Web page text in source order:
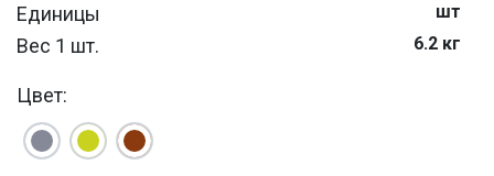
Единицы шт
Вес 1 шт. 6.2 кг
Ширина
Цвет: